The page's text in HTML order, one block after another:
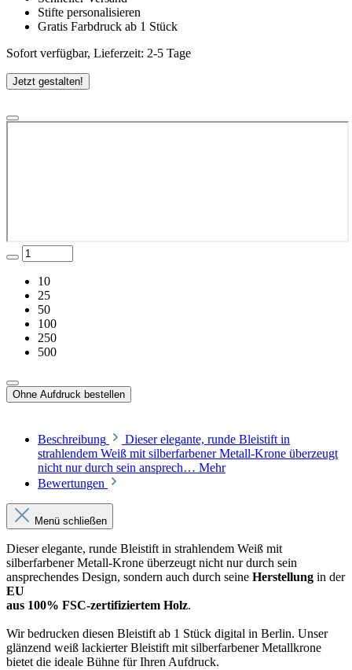
Stifte personalisieren
Gratis Farbdruck ab 1 Stück
Sofort verfügbar, Lieferzeit: 2-5 Tage
Jetzt gestalten!
10
25
50
100
250
500
Ohne Aufdruck bestellen
Beschreibung
Dieser elegante, runde Bleistift in
strahlendem Weiß mit silberfarbener Metall-Krone überzeugt
nicht nur durch sein ansprech… Mehr
Bewertungen
Menü schließen
Dieser elegante, runde Bleistift in strahlendem Weiß mit
silberfarbener Metall-Krone überzeugt nicht nur durch sein
ansprechendes Design, sondern auch durch seine Herstellung in der
EU
aus 100% FSC-zertifiziertem Holz.
Wir bedrucken diesen Bleistift ab 1 Stück digital in Berlin. Unser
glänzend weiß lackierter Bleistift mit silberfarbener Metallkrone
bietet die ideale Bühne für Ihren Aufdruck.